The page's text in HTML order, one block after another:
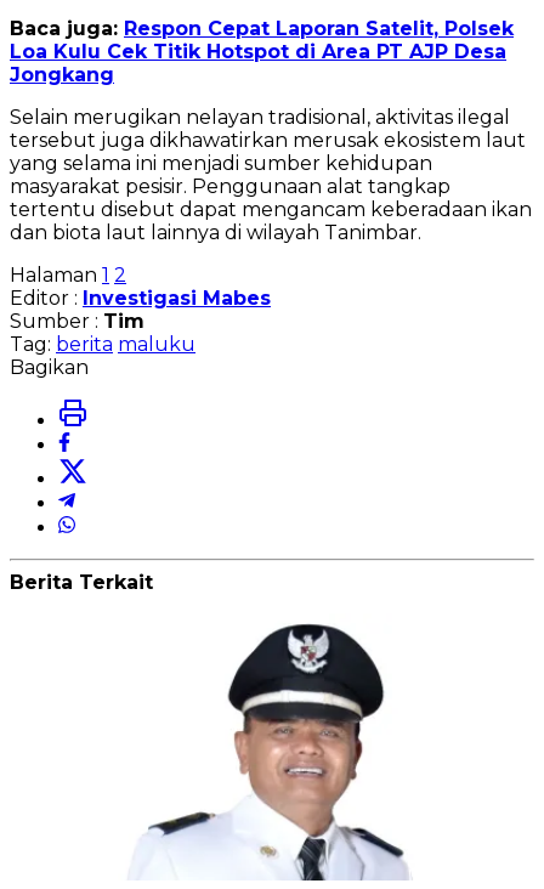
Baca juga: Respon Cepat Laporan Satelit, Polsek
Loa Kulu Cek Titik Hotspot di Area PT AJP Desa
Jongkang
Selain merugikan nelayan tradisional, aktivitas ilegal
tersebut juga dikhawatirkan merusak ekosistem laut
yang selama ini menjadi sumber kehidupan
masyarakat pesisir. Penggunaan alat tangkap
tertentu disebut dapat mengancam keberadaan ikan
dan biota laut lainnya di wilayah Tanimbar.
Halaman 1 2
Editor : Investigasi Mabes
Sumber : Tim
Tag: berita maluku
Bagikan
Berita Terkait